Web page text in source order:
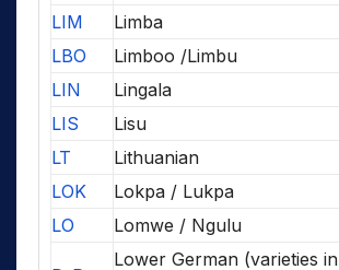
LIM
Limba
LBO
Limboo /Limbu
LIN
Lingala
LIS
Lisu
LT
Lithuanian
LOK
Lokpa / Lukpa
LO
Lomwe / Ngulu
Lower German (varieties in